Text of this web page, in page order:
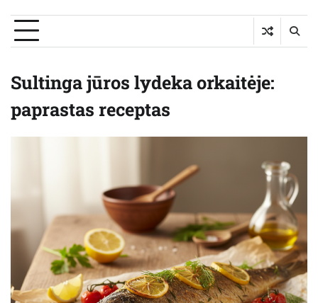
Sultinga jūros lydeka orkaitėje:
paprastas receptas